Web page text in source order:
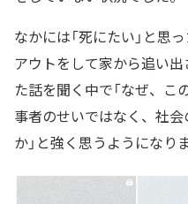
なかには「死にたい」と思
アウトをして家から追い
た話を聞く中で「なぜ、
事者のせいではなく、社
か」と強く思うようになり